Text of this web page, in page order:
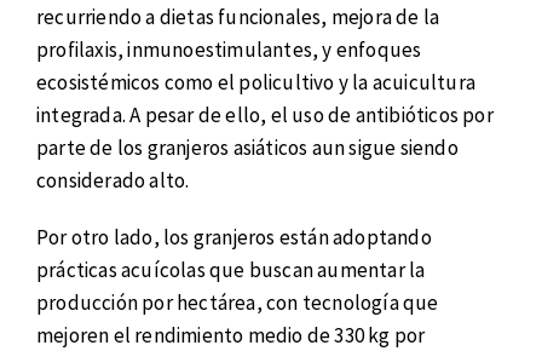
recurriendo a dietas funcionales, mejora de la
profilaxis, inmunoestimulantes, y enfoques
ecosistémicos como el policultivo y la acuicultura
integrada. A pesar de ello, el uso de antibióticos por
parte de los granjeros asiáticos aun sigue siendo
considerado alto.
Por otro lado, los granjeros están adoptando
prácticas acuícolas que buscan aumentar la
producción por hectárea, con tecnología que
mejoren el rendimiento medio de 330 kg por